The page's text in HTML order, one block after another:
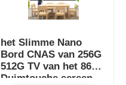
het Slimme Nano
Bord CNAS van 256G
512G TV van het 86
Duimtouche screen